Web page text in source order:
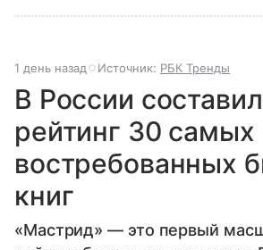
1 день назад Источник: РБК Тренды
В России
рейтинг 30 самых
востребованных
книг
«Мастрид» — это первый